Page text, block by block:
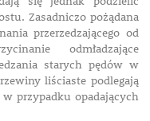
Zasadniczo pożądana
przerzedzającego od
odmładzające
starych pędów w
liściaste podlegają
przypadku opadających